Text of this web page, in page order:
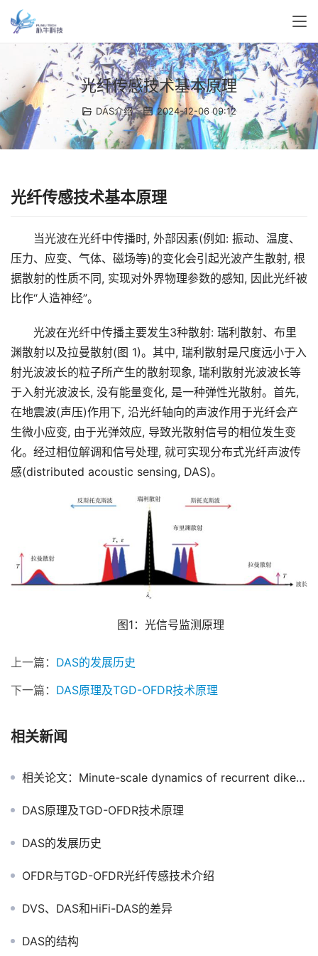
光纤传感技术基本原理
DAS介绍 2024-12-06 09:12
光纤传感技术基本原理
当光波在光纤中传播时, 外部因素(例如: 振动、温度、
压力、应变、气体、磁场等)的变化会引起光波产生散射, 根
据散射的性质不同, 实现对外界物理参数的感知, 因此光纤被
比作“人造神经”。
光波在光纤中传播主要发生3种散射: 瑞利散射、布里
渊散射以及拉曼散射(图 1)。其中, 瑞利散射是尺度远小于入
射光波波长的粒子所产生的散射现象, 瑞利散射光波波长等
于入射光波波长, 没有能量变化, 是一种弹性光散射。首先,
在地震波(声压)作用下, 沿光纤轴向的声波作用于光纤会产
生微小应变, 由于光弹效应, 导致光散射信号的相位发生变
化。经过相位解调和信号处理, 就可实现分布式光纤声波传
感(distributed acoustic sensing, DAS)。
图1：光信号监测原理
上一篇： DAS的发展历史
下一篇： DAS原理及TGD-OFDR技术原理
相关新闻
相关论文：Minute-scale dynamics of recurrent dike intrusions in Iceland with fiber-optic geodesy
DAS原理及TGD-OFDR技术原理
DAS的发展历史
OFDR与TGD-OFDR光纤传感技术介绍
DVS、DAS和HiFi-DAS的差异
DAS的结构